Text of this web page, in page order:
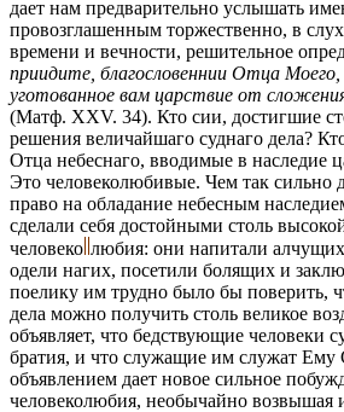
дает нам предварительно услышать
провозглашенным торжественно, в
времени и вечности, решительное
приидите, благословеннии Отца Моего,
уготованное вам царствие от
(Матф. XXV. 34). Кто сии, достигшие
решения величайшаго суднаго дела?
Отца небеснаго, вводимые в наследие
Это человеколюбивые. Чем так сильно
право на обладание небесным
сделали себя достойными столь
человеко любия: они напитали
одели нагих, посетили болящих и
поелику им трудно было бы поверить,
дела можно получить столь великое
объявляет, что бедствующие человеки
братия, и что служащие им служат
объявлением дает новое сильное
человеколюбия, необычайно возвышая